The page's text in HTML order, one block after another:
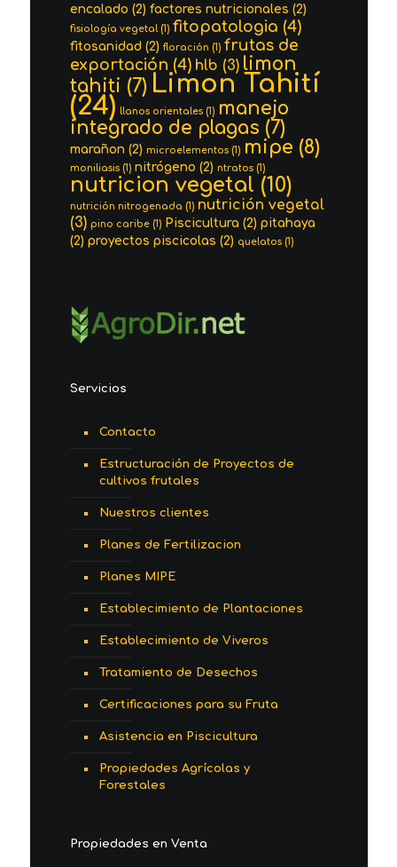
encalado (2) factores nutricionales (2)
fisiología vegetal (1) fitopatologia (4)
fitosanidad (2) floración (1) frutas de
exportación (4) hlb (3) limon
tahiti (7) Limon Tahití
(24) llanos orientales(1) manejo
integrado de plagas (7)
marañon (2) microelementos(1) mipe (8)
moniliasis(1) nitrógeno (2) ntratos(1)
nutricion vegetal (10)
nutrición nitrogenada (1) nutrición vegetal
(3) pino caribe(1) Piscicultura (2) pitahaya
(2) proyectos piscicolas (2) quelatos(1)
Servicios
Contacto
Estructuración de Proyectos de
cultivos frutales
Nuestros clientes
Planes de Fertilizacion
Planes MIPE
Establecimiento de Plantaciones
Establecimiento de Viveros
Tratamiento de Desechos
Certificaciones para su Fruta
Asistencia en Piscicultura
Propiedades Agrícolas y
Forestales
Propiedades en Venta